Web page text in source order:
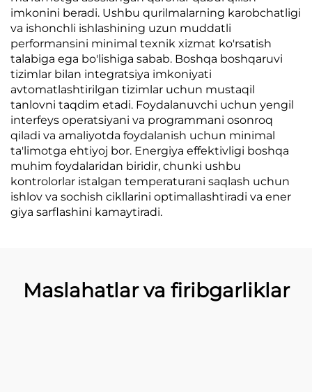
imkonini beradi. Ushbu qurilmalarning karobchatligi
va ishonchli ishlashining uzun muddatli
performansini minimal texnik xizmat ko'rsatish
talabiga ega bo'lishiga sabab. Boshqa boshqaruvi
tizimlar bilan integratsiya imkoniyati
avtomatlashtirilgan tizimlar uchun mustaqil
tanlovni taqdim etadi. Foydalanuvchi uchun yengil
interfeys operatsiyani va programmani osonroq
qiladi va amaliyotda foydalanish uchun minimal
ta'limotga ehtiyoj bor. Energiya effektivligi boshqa
muhim foydalaridan biridir, chunki ushbu
kontrolorlar istalgan temperaturani saqlash uchun
ishlov va sochish cikllarini optimallashtiradi va ener
giya sarflashini kamaytiradi.
Maslahatlar va firibgarliklar